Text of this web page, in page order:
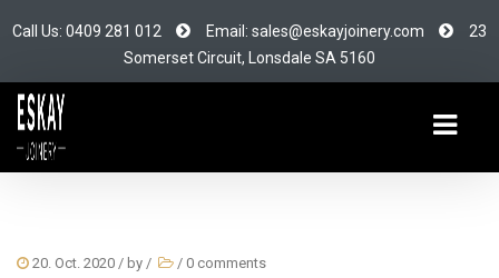
Call Us: 0409 281 012 Email: sales@eskayjoinery.com
23
Somerset Circuit, Lonsdale SA 5160
20. Oct. 2020 / by / / 0 comments